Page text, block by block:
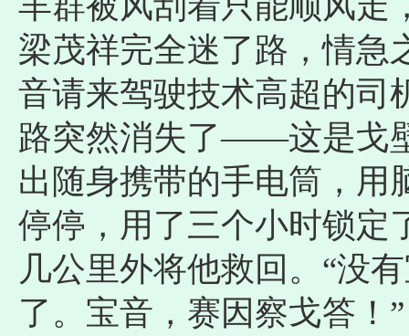
梁茂祥完全迷了路，情急
音请来驾驶技术高超的司
路突然消失了——这是戈
出随身携带的手电筒，用
停停，用了三个小时锁定
几公里外将他救回。“没
了。宝音，赛因察戈答！”